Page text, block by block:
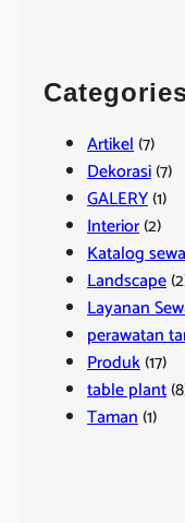
Artikel(7)
Dekorasi(7)
GALERY(1)
Interior(2)
Katalog
Landscape
Layanan
perawatan
Produk(17)
table plant
Taman(1)